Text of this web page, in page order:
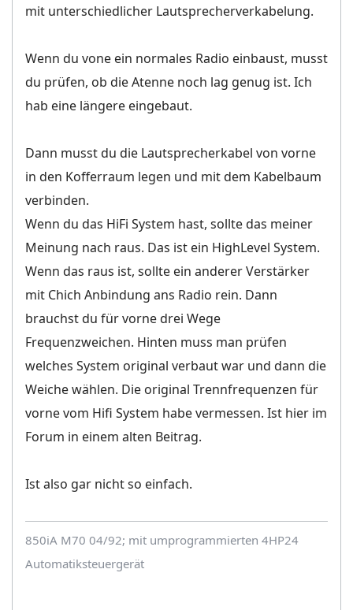
mit unterschiedlicher Lautsprecherverkabelung.
Wenn du vone ein normales Radio einbaust, musst
du prüfen, ob die Atenne noch lag genug ist. Ich
hab eine längere eingebaut.
Dann musst du die Lautsprecherkabel von vorne
in den Kofferraum legen und mit dem Kabelbaum
verbinden.
Wenn du das HiFi System hast, sollte das meiner
Meinung nach raus. Das ist ein HighLevel System.
Wenn das raus ist, sollte ein anderer Verstärker
mit Chich Anbindung ans Radio rein. Dann
brauchst du für vorne drei Wege
Frequenzweichen. Hinten muss man prüfen
welches System original verbaut war und dann die
Weiche wählen. Die original Trennfrequenzen für
vorne vom Hifi System habe vermessen. Ist hier im
Forum in einem alten Beitrag.
Ist also gar nicht so einfach.
850iA M70 04/92; mit umprogrammierten 4HP24
Automatiksteuergerät